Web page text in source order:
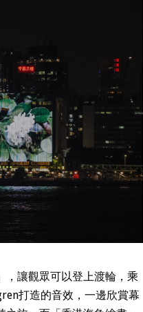
，讓觀眾可以登上渡輪，乘
打造的音效，一邊欣賞幕